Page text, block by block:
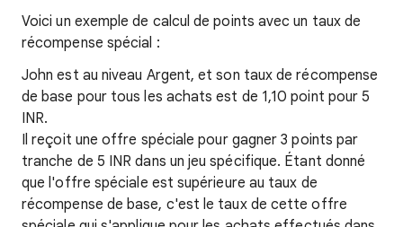
Voici un exemple de calcul de points avec un taux de
récompense spécial :
John est au niveau Argent, et son taux de récompense
de base pour tous les achats est de 1,10 point pour 5
INR.
Il reçoit une offre spéciale pour gagner 3 points par
tranche de 5 INR dans un jeu spécifique. Étant donné
que l'offre spéciale est supérieure au taux de
récompense de base, c'est le taux de cette offre